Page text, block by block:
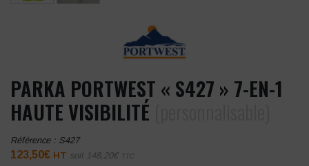
PARKA PORTWEST « S427 » 7-EN-1
HAUTE VISIBILITÉ
Référence : S427
123,50€ HT soit 148,20€ TTC